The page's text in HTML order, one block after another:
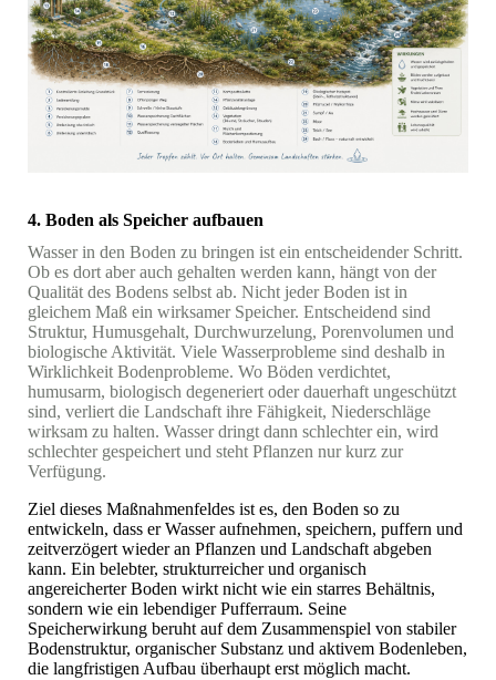
4. Boden als Speicher aufbauen
Wasser in den Boden zu bringen ist ein entscheidender Schritt.
Ob es dort aber auch gehalten werden kann, hängt von der
Qualität des Bodens selbst ab. Nicht jeder Boden ist in
gleichem Maß ein wirksamer Speicher. Entscheidend sind
Struktur, Humusgehalt, Durchwurzelung, Porenvolumen und
biologische Aktivität. Viele Wasserprobleme sind deshalb in
Wirklichkeit Bodenprobleme. Wo Böden verdichtet,
humusarm, biologisch degeneriert oder dauerhaft ungeschützt
sind, verliert die Landschaft ihre Fähigkeit, Niederschläge
wirksam zu halten. Wasser dringt dann schlechter ein, wird
schlechter gespeichert und steht Pflanzen nur kurz zur
Verfügung.
Ziel dieses Maßnahmenfeldes ist es, den Boden so zu
entwickeln, dass er Wasser aufnehmen, speichern, puffern und
zeitverzögert wieder an Pflanzen und Landschaft abgeben
kann. Ein belebter, strukturreicher und organisch
angereicherter Boden wirkt nicht wie ein starres Behältnis,
sondern wie ein lebendiger Pufferraum. Seine
Speicherwirkung beruht auf dem Zusammenspiel von stabiler
Bodenstruktur, organischer Substanz und aktivem Bodenleben,
die langfristigen Aufbau überhaupt erst möglich macht.